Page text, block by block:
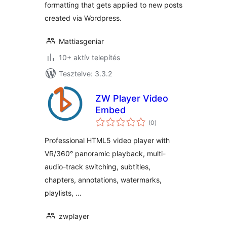
formatting that gets applied to new posts
created via Wordpress.
Mattiasgeniar
10+ aktív telepítés
Tesztelve: 3.3.2
ZW Player Video
Embed
(0értékelés
összesen
)
Professional HTML5 video player with
VR/360° panoramic playback, multi-
audio-track switching, subtitles,
chapters, annotations, watermarks,
playlists, …
zwplayer